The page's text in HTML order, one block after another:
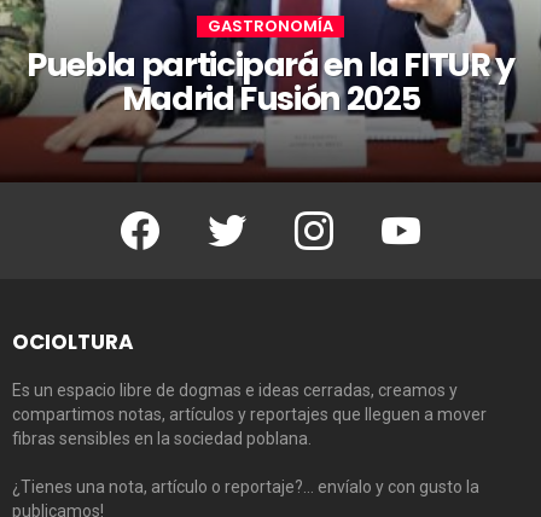
GASTRONOMÍA
Puebla participará en la FITUR y
Madrid Fusión 2025
Facebook Twitter Instagram Youtube
OCIOLTURA
Es un espacio libre de dogmas e ideas cerradas, creamos y
compartimos notas, artículos y reportajes que lleguen a mover
fibras sensibles en la sociedad poblana.
¿Tienes una nota, artículo o reportaje?… envíalo y con gusto la
publicamos!